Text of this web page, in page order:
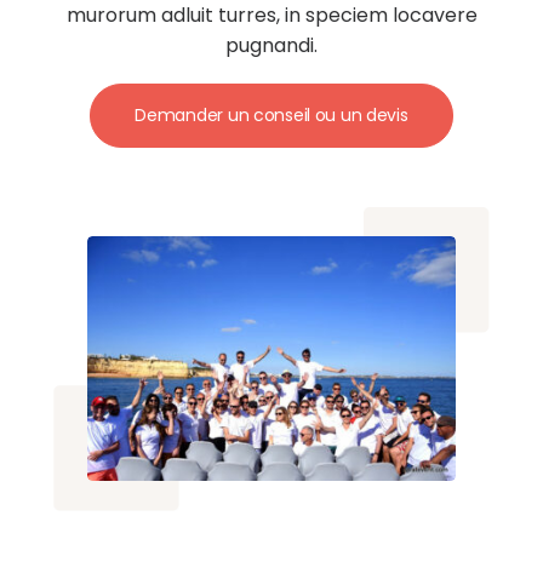
murorum adluit turres, in speciem locavere
pugnandi.
Demander un conseil ou un devis